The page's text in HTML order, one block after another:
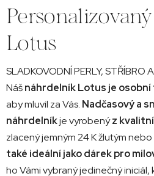
SLADKOVODNÍ PERLY, STŘÍBRO
Nášnáhrdelník Lotus je osobní
aby mluvil za Vás. Nadčasový a
náhrdelníkje vyrobenýz
zlacený jemným 24 K žlutým
také ideální jako dárek pro
ho Vámi vybraný jedinečný
Lotus